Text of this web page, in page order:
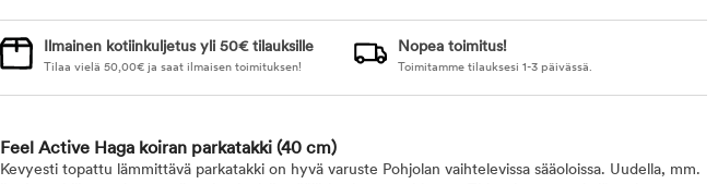
Ilmainen kotiinkuljetus yli 50€ tilauksille
Tilaa vielä 50,00€ ja saat ilmaisen toimituksen!
Nopea toimitus!
Toimitamme tilauksesi 1-3 päivässä.
Feel Active Haga koiran parkatakki (40 cm)
Kevyesti topattu lämmittävä parkatakki on hyvä varuste Pohjolan vaihtelevissa sääoloissa. Uudella, mm.